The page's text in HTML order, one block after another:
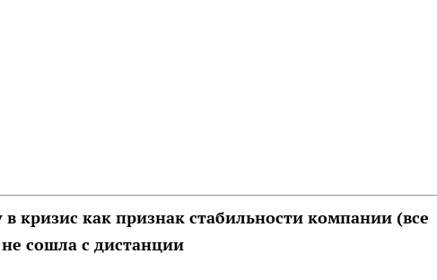
кризис как признак стабильности компании (все
сошла с дистанции